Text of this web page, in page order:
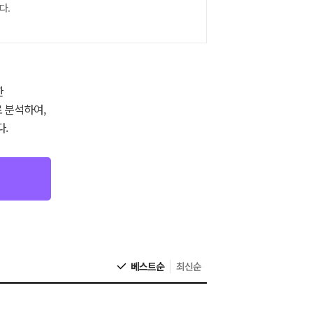
.
분석하여,
.
베스트순 최신순